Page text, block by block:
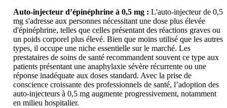
Auto-injecteur d’épinéphrine à 0,5 mg : L'auto-injecteur de 0,5
mg s'adresse aux personnes nécessitant une dose plus élevée
d'épinéphrine, telles que celles présentant des réactions graves ou
un poids corporel plus élevé. Bien que moins utilisé que les autres
types, il occupe une niche essentielle sur le marché. Les
prestataires de soins de santé recommandent souvent ce type aux
patients présentant une anaphylaxie sévère récurrente ou une
réponse inadéquate aux doses standard. Avec la prise de
conscience croissante des professionnels de santé, l’adoption des
auto-injecteurs à 0,5 mg augmente progressivement, notamment
en milieu hospitalier.